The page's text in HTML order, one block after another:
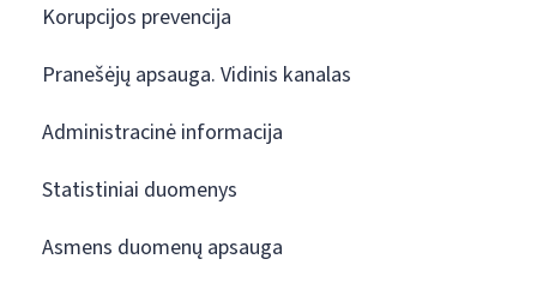
Korupcijos prevencija
Pranešėjų apsauga. Vidinis kanalas
Administracinė informacija
Statistiniai duomenys
Asmens duomenų apsauga